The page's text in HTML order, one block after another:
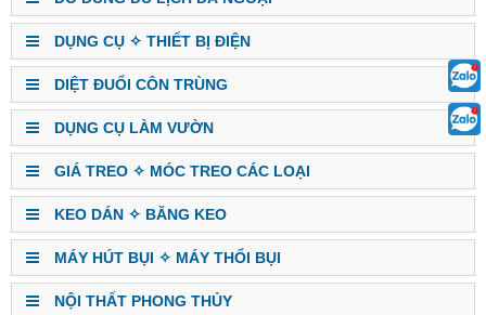
DỤNG CỤ ✧ THIẾT BỊ ĐIỆN
DIỆT ĐUỔI CÔN TRÙNG
DỤNG CỤ LÀM VƯỜN
GIÁ TREO ✧ MÓC TREO CÁC LOẠI
KEO DÁN ✧ BĂNG KEO
MÁY HÚT BỤI ✧ MÁY THỔI BỤI
NỘI THẤT PHONG THỦY